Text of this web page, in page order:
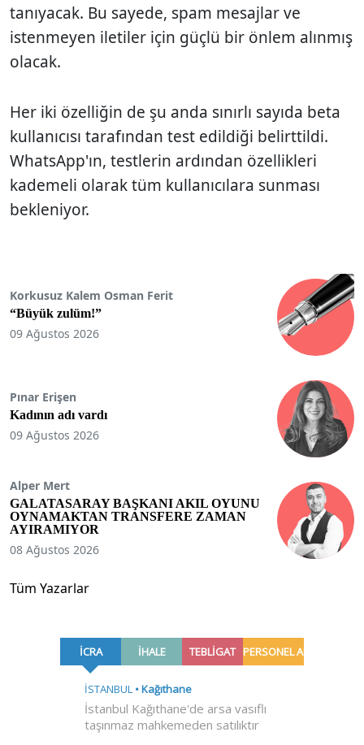
tanıyacak. Bu sayede, spam mesajlar ve
istenmeyen iletiler için güçlü bir önlem alınmış
olacak.
Her iki özelliğin de şu anda sınırlı sayıda beta
kullanıcısı tarafından test edildiği belirttildi.
WhatsApp'ın, testlerin ardından özellikleri
kademeli olarak tüm kullanıcılara sunması
bekleniyor.
Korkusuz Kalem Osman Ferit
“Büyük zulüm!”
09 Ağustos 2026
Pınar Erişen
Kadının adı vardı
09 Ağustos 2026
Alper Mert
GALATASARAY BAŞKANI AKIL OYUNU
OYNAMAKTAN TRANSFERE ZAMAN
AYIRAMIYOR
08 Ağustos 2026
Tüm Yazarlar